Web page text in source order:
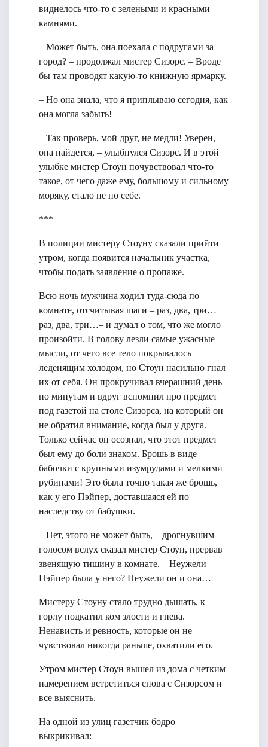
виднелось что-то с зелеными и красными
камнями.
– Может быть, она поехала с подругами за
город? – продолжал мистер Сизорс. – Вроде
бы там проводят какую-то книжную ярмарку.
– Но она знала, что я приплываю сегодня, как
она могла забыть!
– Так проверь, мой друг, не медли! Уверен,
она найдется, – улыбнулся Сизорс. И в этой
улыбке мистер Стоун почувствовал что-то
такое, от чего даже ему, большому и сильному
моряку, стало не по себе.
***
В полиции мистеру Стоуну сказали прийти
утром, когда появится начальник участка,
чтобы подать заявление о пропаже.
Всю ночь мужчина ходил туда-сюда по
комнате, отсчитывая шаги – раз, два, три…
раз, два, три…– и думал о том, что же могло
произойти. В голову лезли самые ужасные
мысли, от чего все тело покрывалось
леденящим холодом, но Стоун насильно гнал
их от себя. Он прокручивал вчерашний день
по минутам и вдруг вспомнил про предмет
под газетой на столе Сизорса, на который он
не обратил внимание, когда был у друга.
Только сейчас он осознал, что этот предмет
был ему до боли знаком. Брошь в виде
бабочки с крупными изумрудами и мелкими
рубинами! Это была точно такая же брошь,
как у его Пэйпер, доставшаяся ей по
наследству от бабушки.
– Нет, этого не может быть, – дрогнувшим
голосом вслух сказал мистер Стоун, прервав
звенящую тишину в комнате. – Неужели
Пэйпер была у него? Неужели он и она…
Мистеру Стоуну стало трудно дышать, к
горлу подкатил ком злости и гнева.
Ненависть и ревность, которые он не
чувствовал никогда раньше, охватили его.
Утром мистер Стоун вышел из дома с четким
намерением встретиться снова с Сизорсом и
все выяснить.
На одной из улиц газетчик бодро
выкрикивал: